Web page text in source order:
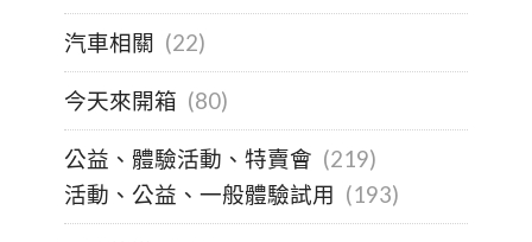
汽車相關 (22)
今天來開箱 (80)
公益、體驗活動、特賣會 (219)
活動、公益、一般體驗試用 (193)